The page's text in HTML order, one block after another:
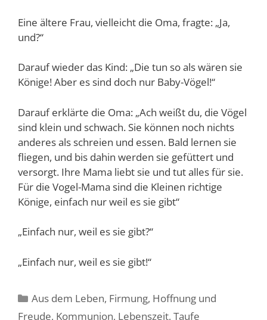
Eine ältere Frau, vielleicht die Oma, fragte: „Ja,
und?“
Darauf wieder das Kind: „Die tun so als wären sie
Könige! Aber es sind doch nur Baby-Vögel!“
Darauf erklärte die Oma: „Ach weißt du, die Vögel
sind klein und schwach. Sie können noch nichts
anderes als schreien und essen. Bald lernen sie
fliegen, und bis dahin werden sie gefüttert und
versorgt. Ihre Mama liebt sie und tut alles für sie.
Für die Vogel-Mama sind die Kleinen richtige
Könige, einfach nur weil es sie gibt“
„Einfach nur, weil es sie gibt?“
„Einfach nur, weil es sie gibt!“
Kategorien
Aus dem Leben, Firmung, Hoffnung und
Freude, Kommunion, Lebenszeit, Taufe